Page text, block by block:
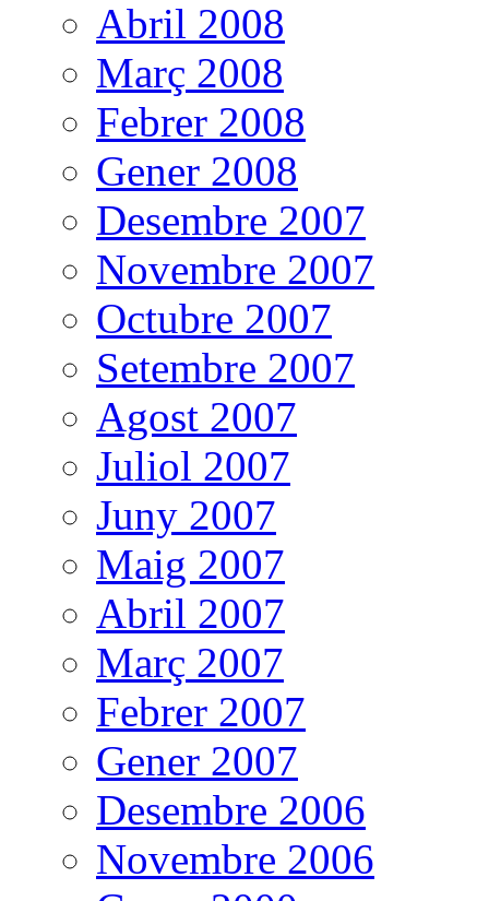
Abril 2008
Març 2008
Febrer 2008
Gener 2008
Desembre 2007
Novembre 2007
Octubre 2007
Setembre 2007
Agost 2007
Juliol 2007
Juny 2007
Maig 2007
Abril 2007
Març 2007
Febrer 2007
Gener 2007
Desembre 2006
Novembre 2006